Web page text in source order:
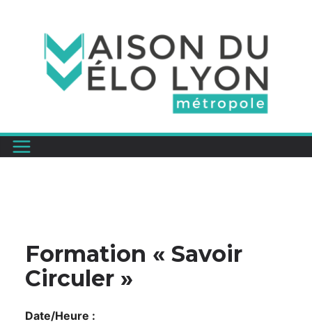
Formation « Savoir
Circuler »
Date/Heure :